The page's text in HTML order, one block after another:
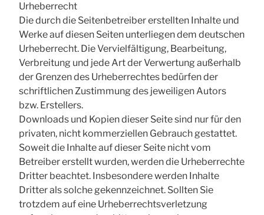
Urheberrecht
Die durch die Seitenbetreiber erstellten Inhalte und
Werke auf diesen Seiten unterliegen dem deutschen
Urheberrecht. Die Vervielfältigung, Bearbeitung,
Verbreitung und jede Art der Verwertung außerhalb
der Grenzen des Urheberrechtes bedürfen der
schriftlichen Zustimmung des jeweiligen Autors
bzw. Erstellers.
Downloads und Kopien dieser Seite sind nur für den
privaten, nicht kommerziellen Gebrauch gestattet.
Soweit die Inhalte auf dieser Seite nicht vom
Betreiber erstellt wurden, werden die Urheberrechte
Dritter beachtet. Insbesondere werden Inhalte
Dritter als solche gekennzeichnet. Sollten Sie
trotzdem auf eine Urheberrechtsverletzung